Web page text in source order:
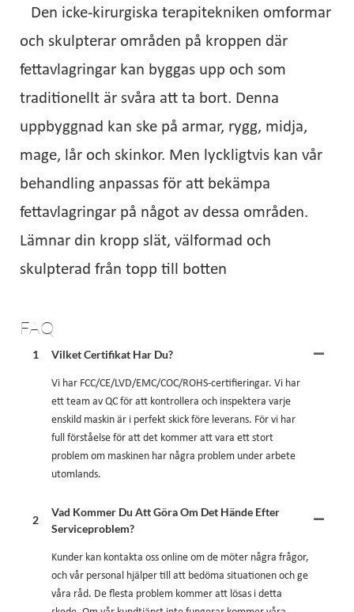
Den icke-kirurgiska terapitekniken omformar
och skulpterar områden på kroppen där
fettavlagringar kan byggas upp och som
traditionellt är svåra att ta bort. Denna
uppbyggnad kan ske på armar, rygg, midja,
mage, lår och skinkor. Men lyckligtvis kan vår
behandling anpassas för att bekämpa
fettavlagringar på något av dessa områden.
Lämnar din kropp slät, välformad och
skulpterad från topp till botten
FAQ
1 Vilket Certifikat Har Du?
Vi har FCC/CE/LVD/EMC/COC/ROHS-certifieringar. Vi har
ett team av QC för att kontrollera och inspektera varje
enskild maskin är i perfekt skick före leverans. För vi har
full förståelse för att det kommer att vara ett stort
problem om maskinen har några problem under arbete
utomlands.
2
Vad Kommer Du Att Göra Om Det Hände Efter
Serviceproblem?
Kunder kan kontakta oss online om de möter några frågor,
och vår personal hjälper till att bedöma situationen och ge
våra råd. De flesta problem kommer att lösas i detta